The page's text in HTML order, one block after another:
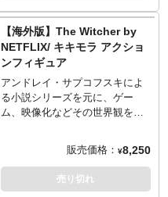
場する、ウィッチャーモードに
なったリヴィアのゲラルトを、
全高約18センチ、約22箇所可動
で立体化。造形や質感にこだわ
り、細部に至るまで再現。武器
として剣が付属。
【海外版】The Witcher by
NETFLIX/ キキモラ アクショ
ンフィギュア
アンドレイ・サプコフスキによ
る小説シリーズを元に、ゲー
ム、映像化などその世界観を広
クファーレントイズからリリー
スされるのはNetflixにて制作さ
れたオリジナルドラマ版のフィ
ギュアシリーズとなります。
販売価格： ¥8,250
売り切れ